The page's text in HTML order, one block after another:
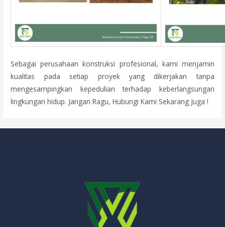
Sebagai perusahaan konstruksi profesional, kami menjamin
kualitas pada setiap proyek yang dikerjakan tanpa
mengesampingkan kepedulian terhadap keberlangsungan
lingkungan hidup. Jangan Ragu, Hubungi Kami Sekarang Juga !